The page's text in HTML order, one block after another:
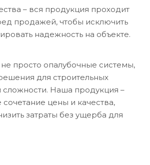
– вся продукция проходит
продажей, чтобы исключить
надежность на объекте.
просто опалубочные системы,
для строительных
Наша продукция –
сочетание цены и качества,
затраты без ущерба для